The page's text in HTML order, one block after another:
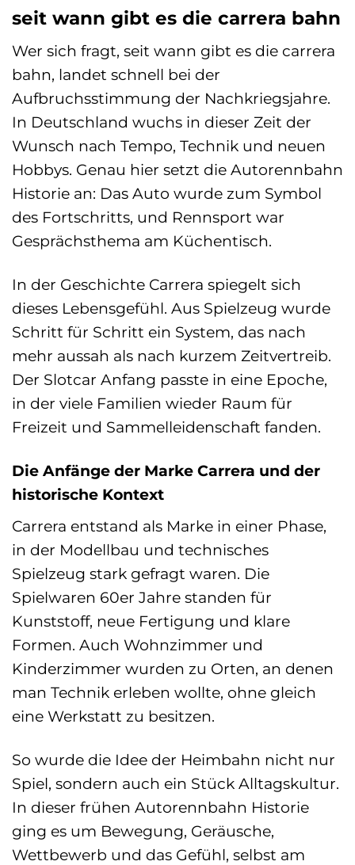
seit wann gibt es die carrera bahn
Wer sich fragt, seit wann gibt es die carrera
bahn, landet schnell bei der
Aufbruchsstimmung der Nachkriegsjahre.
In Deutschland wuchs in dieser Zeit der
Wunsch nach Tempo, Technik und neuen
Hobbys. Genau hier setzt die Autorennbahn
Historie an: Das Auto wurde zum Symbol
des Fortschritts, und Rennsport war
Gesprächsthema am Küchentisch.
In der Geschichte Carrera spiegelt sich
dieses Lebensgefühl. Aus Spielzeug wurde
Schritt für Schritt ein System, das nach
mehr aussah als nach kurzem Zeitvertreib.
Der Slotcar Anfang passte in eine Epoche,
in der viele Familien wieder Raum für
Freizeit und Sammelleidenschaft fanden.
Die Anfänge der Marke Carrera und der
historische Kontext
Carrera entstand als Marke in einer Phase,
in der Modellbau und technisches
Spielzeug stark gefragt waren. Die
Spielwaren 60er Jahre standen für
Kunststoff, neue Fertigung und klare
Formen. Auch Wohnzimmer und
Kinderzimmer wurden zu Orten, an denen
man Technik erleben wollte, ohne gleich
eine Werkstatt zu besitzen.
So wurde die Idee der Heimbahn nicht nur
Spiel, sondern auch ein Stück Alltagskultur.
In dieser frühen Autorennbahn Historie
ging es um Bewegung, Geräusche,
Wettbewerb und das Gefühl, selbst am